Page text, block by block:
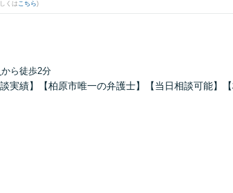
くは こちら)
から徒歩2分
実績】【柏原市唯一の弁護士】【当日相談可能】